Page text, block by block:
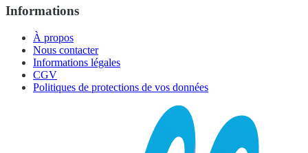
Informations
À propos
Nous contacter
Informations légales
CGV
Politiques de protections de vos données